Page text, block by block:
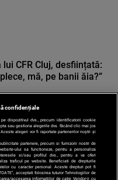
CFR Cluj, desființată:
mă, pe banii ăia?”
confidențiale
dispozitivul dvs., precum identificatorii cookie
sau gestiona alegerile dvs. făcând clic mai jos
alegeri vor fi raportate partenerilor noștri și
partenere, precum si furnizorii nostri de
ului sa functioneze, pentru a personaliza
si/sau profilul dvs., pentru a va oferi
traficul pe website. Beneficiati de drepturile
cu caracter personal. Aceste drepturi pot fi
acceptati folosirea tuturor Tehnologiilor de
accesarea informatiilor de catre Vendor-ii cu